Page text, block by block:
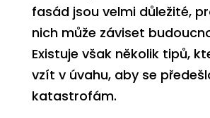
fasád jsou velmi důležité,
nich může záviset
Existuje však několik tipů,
vzít v úvahu, aby se
katastrofám.